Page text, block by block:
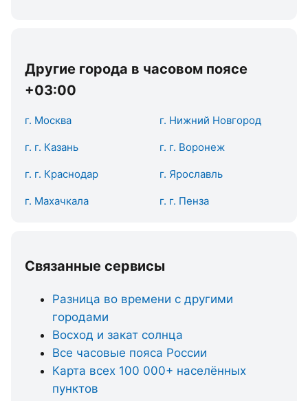
Другие города в часовом поясе
+03:00
г. Москва г. Нижний Новгород
г. г. Казань г. г. Воронеж
г. г. Краснодар г. Ярославль
г. Махачкала г. г. Пенза
Связанные сервисы
Разница во времени с другими
городами
Восход и закат солнца
Все часовые пояса России
Карта всех 100 000+ населённых
пунктов